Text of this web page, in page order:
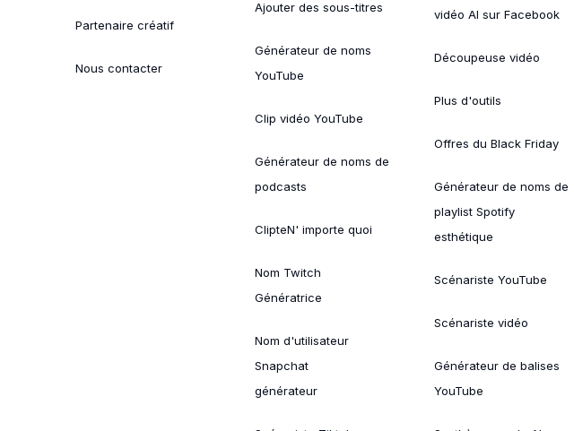
Partenaire créatif
Nous contacter
Ajouter des sous-titres
Générateur de noms
YouTube
Clip vidéo YouTube
Générateur de noms de
podcasts
ClipteN' importe quoi
Nom Twitch
Génératrice
Nom d'utilisateur
Snapchat
générateur
vidéo AI sur Facebook
Découpeuse vidéo
Plus d'outils
Offres du Black Friday
Générateur de noms de
playlist Spotify
esthétique
Scénariste YouTube
Scénariste vidéo
Générateur de balises
YouTube